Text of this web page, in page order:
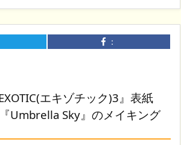
：
エキゾチック)3』表紙
Umbrella Sky』のメイキング